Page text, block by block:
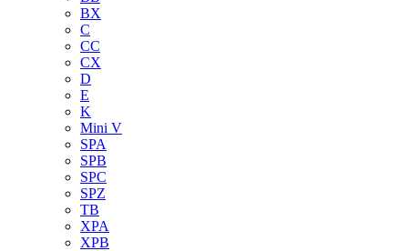
BX
C
CC
CX
D
E
K
Mini V
SPA
SPB
SPC
SPZ
TB
XPA
XPB